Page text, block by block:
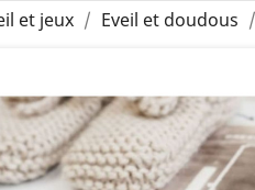
et jeux Eveil et doudous